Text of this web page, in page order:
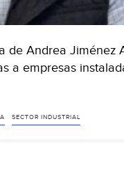
de Andrea Jiménez
a empresas
SECTOR INDUSTRIAL